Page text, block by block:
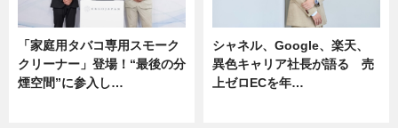
「家庭用タバコ専用スモーク
クリーナー」登場！“最後の分
煙空間”に参入し…
シャネル、Google、楽天、
異色キャリア社長が語る 売
上ゼロECを年…